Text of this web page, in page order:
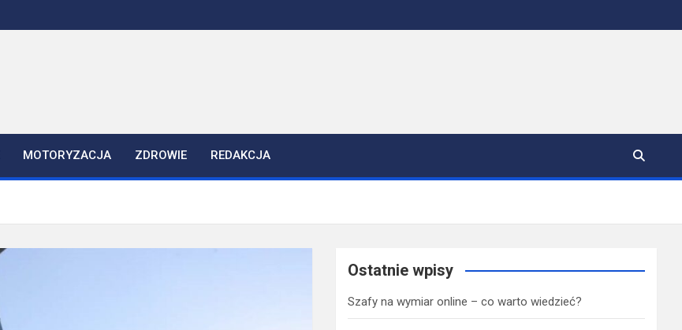
MOTORYZACJA ZDROWIE REDAKCJA
Ostatnie wpisy
Szafy na wymiar online – co warto wiedzieć?